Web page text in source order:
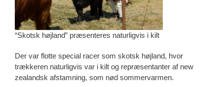
“Skotsk højland” præsenteres naturligvis i kilt
Der var flotte special racer som skotsk højland, hvor
trækkeren naturligvis var i kilt og repræsentanter af new
zealandsk afstamning, som nød sommervarmen.